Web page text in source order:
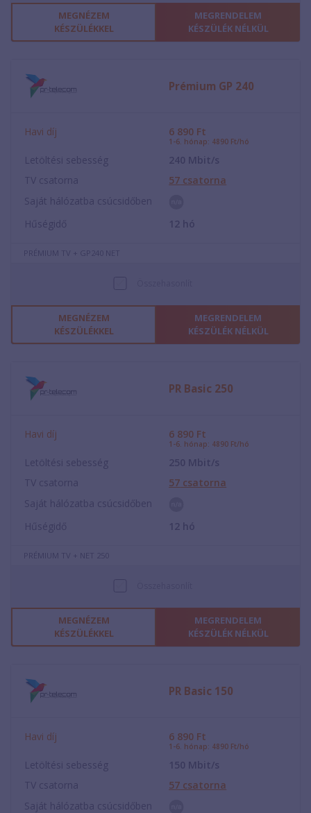
MEGNÉZEM
KÉSZÜLÉKKEL
MEGRENDELEM
KÉSZÜLÉK NÉLKÜL
Prémium GP 240
Havi díj 6 890 Ft
1-6. hónap: 4890 Ft/hó
Letöltési sebesség 240 Mbit/s
TV csatorna
57 csatorna
Saját hálózatba csúcsidőben
Hűségidő
12 hó
PRÉMIUM TV + GP240 NET
MEGNÉZEM
KÉSZÜLÉKKEL
MEGRENDELEM
KÉSZÜLÉK NÉLKÜL
PR Basic 250
Havi díj 6 890 Ft
1-6. hónap: 4890 Ft/hó
Letöltési sebesség 250 Mbit/s
TV csatorna
57 csatorna
Saját hálózatba csúcsidőben
Hűségidő
12 hó
PRÉMIUM TV + NET 250
MEGNÉZEM
KÉSZÜLÉKKEL
MEGRENDELEM
KÉSZÜLÉK NÉLKÜL
PR Basic 150
Havi díj 6 890 Ft
1-6. hónap: 4890 Ft/hó
Letöltési sebesség 150 Mbit/s
TV csatorna
57 csatorna
Saját hálózatba csúcsidőben